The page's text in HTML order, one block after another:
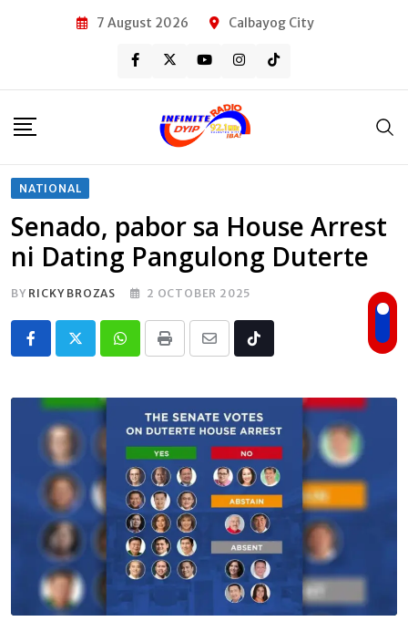
7 August 2026 Calbayog City
NATIONAL
Senado, pabor sa House Arrest
ni Dating Pangulong Duterte
BY RICKY BROZAS 2 OCTOBER 2025
Whatsapp
Print
Share
Email
Tiktok